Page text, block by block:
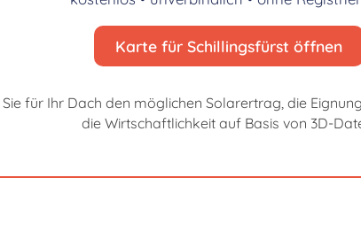
Karte für Schillingsfürst öffnen
Sie für Ihr Dach den möglichen Solarertrag, die
die Wirtschaftlichkeit auf Basis von 3D-